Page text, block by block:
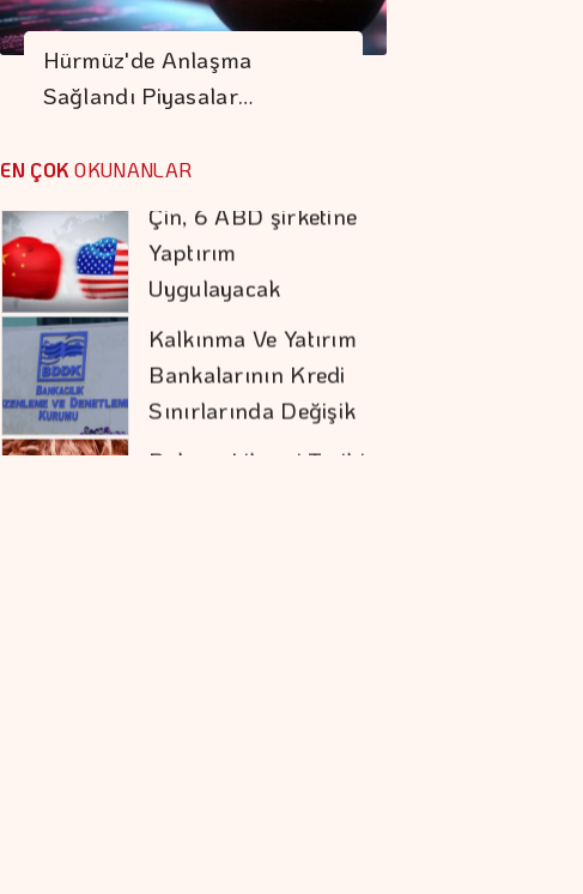
Hürmüz'de Anlaşma
Sağlandı Piyasalar…
EN ÇOK OKUNANLAR
Fiyatları Haziranda
Azaldı
Çin, 6 ABD şirketine
Uygulayacak
Kalkınma Ve Yatırım
Bankalarının Kredi
Sınırlarında Değişik
Bakırın Libresi Tarihi
Zirvesine Yakın
Seyrediyor